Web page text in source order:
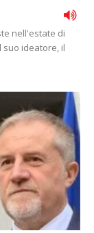
nell'estate di
suo ideatore, il